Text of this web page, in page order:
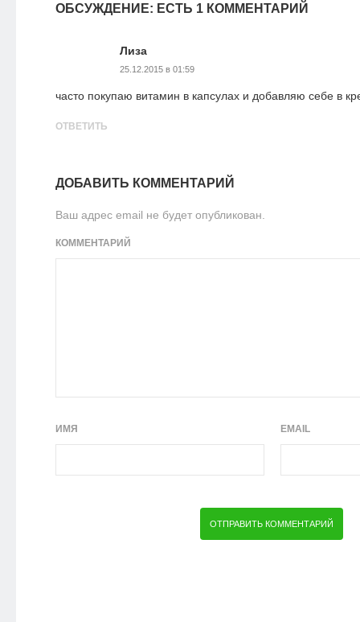
ОБСУЖДЕНИЕ: ЕСТЬ 1 КОММЕНТАРИЙ
Лиза
25.12.2015 в 01:59
часто покупаю витамин в капсулах и добавляю себе в
ОТВЕТИТЬ
ДОБАВИТЬ КОММЕНТАРИЙ
Ваш адрес email не будет опубликован.
КОММЕНТАРИЙ
ИМЯ EMAIL